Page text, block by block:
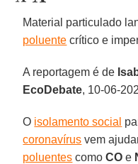
Material particulado
poluente crítico e
A reportagem é de
EcoDebate, 10-06-
O isolamento social
coronavírus vem
poluentes comoCO e